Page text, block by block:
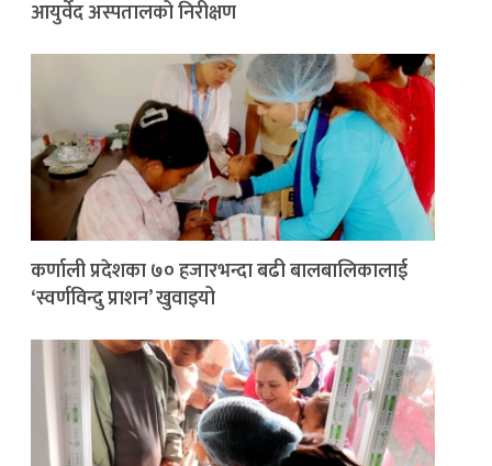
आयुर्वेद अस्पतालको निरीक्षण
कर्णाली प्रदेशका ७० हजारभन्दा बढी बालबालिकालाई
‘स्वर्णविन्दु प्राशन’ खुवाइयो